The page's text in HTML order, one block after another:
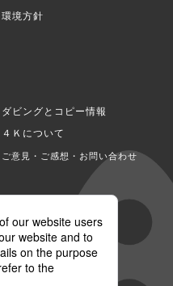
環境方針
ダビングとコピー情報
４Ｋについて
ご意見・ご感想・お問い合わせ
テレ朝チャンネル